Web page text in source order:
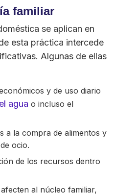
familiar
se aplican en
esta práctica intercede
Algunas de ellas
y de uso diario
el agua o incluso el
a la compra de alimentos y
ocio.
de los recursos dentro
al núcleo familiar,